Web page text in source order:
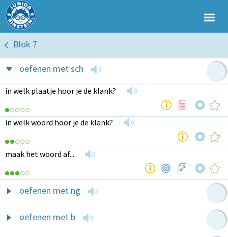
Blok 7
oefenen met sch
in welk plaatje hoor je de klank?
in welk woord hoor je de klank?
maak het woord af...
oefenen met ng
oefenen met b